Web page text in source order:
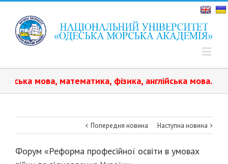
мова, математика, фізика, англійська мова.️
Попередня новина Наступна новина
Форум «Реформа професійної освіти в умовах